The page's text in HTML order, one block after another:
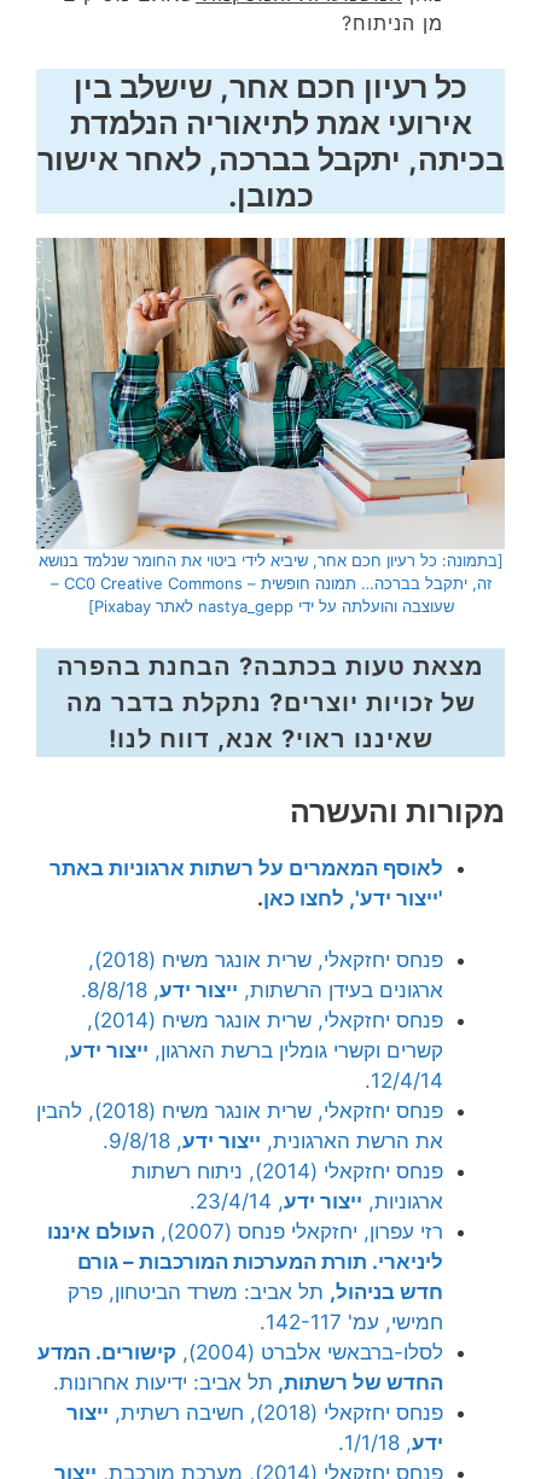
מן הניתוח?
כל רעיון חכם אחר, שישלב בין
אירועי אמת לתיאוריה הנלמדת
בכיתה, יתקבל בברכה, לאחר אישור
כמובן.
[בתמונה: כל רעיון חכם אחר, שיביא לידי ביטוי את החומר שנלמד בנושא
זה, יתקבל בברכה… תמונה חופשית – CC0 Creative Commons –
שעוצבה והועלתה על ידי nastya_gepp לאתר Pixabay]
מצאת טעות בכתבה? הבחנת בהפרה
של זכויות יוצרים? נתקלת בדבר מה
שאיננו ראוי? אנא, דווח לנו!
מקורות והעשרה
לאוסף המאמרים על רשתות ארגוניות באתר
'ייצור ידע', לחצו כאן.
פנחס יחזקאלי, שרית אונגר משיח (2018),
ארגונים בעידן הרשתות, ייצור ידע, 8/8/18.
פנחס יחזקאלי, שרית אונגר משיח (2014),
קשרים וקשרי גומלין ברשת הארגון, ייצור ידע,
12/4/14.
פנחס יחזקאלי, שרית אונגר משיח (2018), להבין
את הרשת הארגונית, ייצור ידע, 9/8/18.
פנחס יחזקאלי (2014), ניתוח רשתות
ארגוניות, ייצור ידע, 23/4/14.
רזי עפרון, יחזקאלי פנחס (2007),
העולם איננו
ליניארי. תורת המערכות המורכבות – גורם
חדש בניהול, תל אביב: משרד הביטחון, פרק
חמישי, עמ' 142-117.
לסלו-ברבאשי אלברט (2004),
קישורים. המדע
החדש של רשתות, תל אביב: ידיעות אחרונות.
פנחס יחזקאלי (2018), חשיבה רשתית,
ייצור
ידע, 1/1/18.
פנחס יחזקאלי (2014), מערכת מורכבת,
ייצור